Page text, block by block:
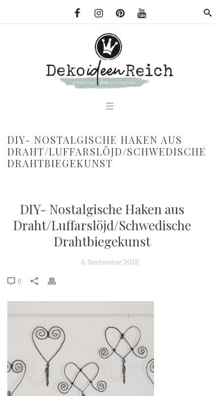
DIY- NOSTALGISCHE HAKEN AUS
DRAHT/LUFFARSLÖJD/SCHWEDISCHE
DRAHTBIEGEKUNST
DIY- Nostalgische Haken aus
Draht/Luffarslöjd/Schwedische
Drahtbiegekunst
6. September 2018
0